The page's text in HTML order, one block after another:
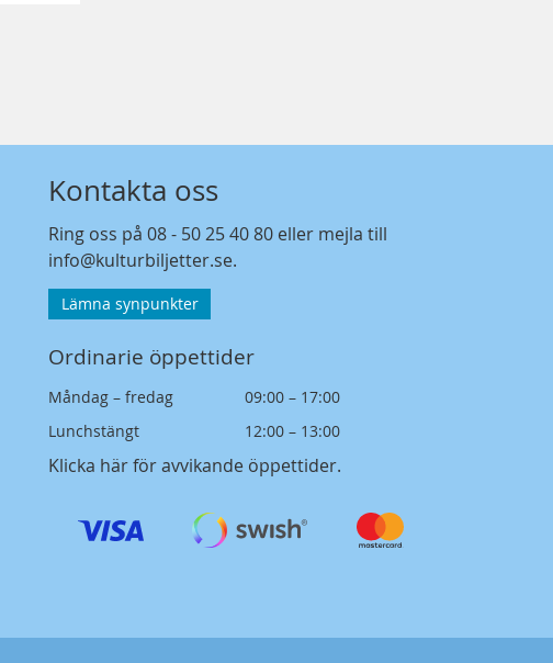
Kontakta oss
Ring oss på08 - 50 25 40 80 eller mejla till
info@kulturbiljetter.se.
Lämna synpunkter
Ordinarie öppettider
Måndag – fredag
09:00 – 17:00
Lunchstängt
12:00 – 13:00
Klicka här för avvikande öppettider.